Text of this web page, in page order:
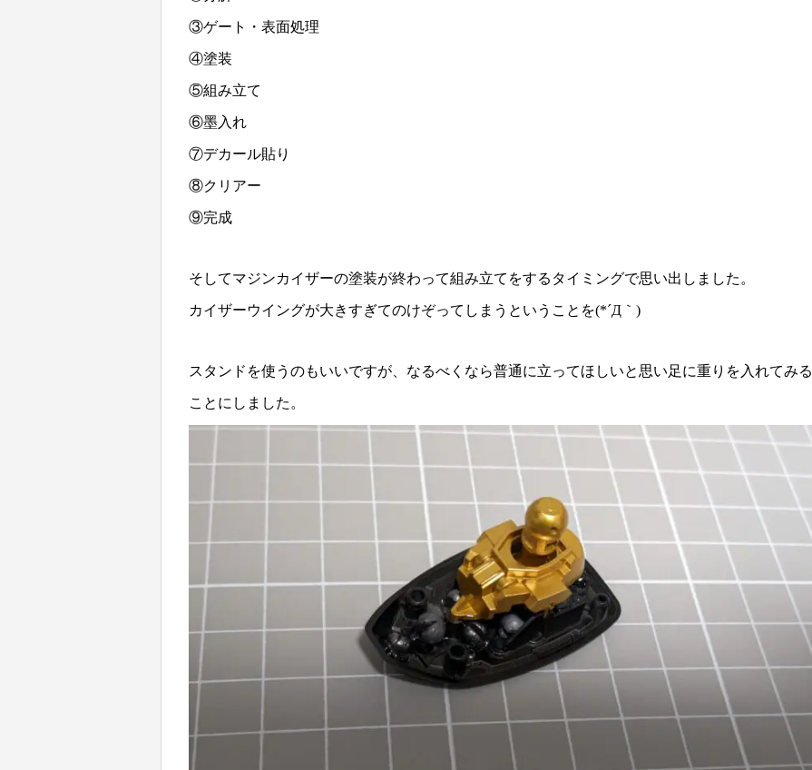
③ゲート・表面処理
④塗装
⑤組み立て
⑥墨入れ
⑦デカール貼り
⑧クリアー
⑨完成
そしてマジンカイザーの塗装が終わって組み立てをするタイミングで思い出しました。
カイザーウイングが大きすぎてのけぞってしまうということを(*´Д｀)
スタンドを使うのもいいですが、なるべくなら普通に立ってほしいと思い足に重りを入れてみる
ことにしました。